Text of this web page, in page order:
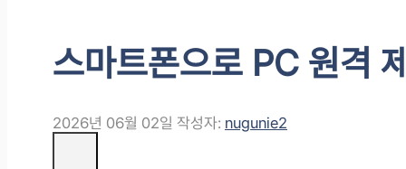
스마트폰으로 PC 원격
2026년 06월 02일 작성자: nugunie2